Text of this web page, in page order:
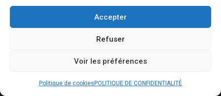
Accepter
Refuser
Voir les préférences
Politique de cookies POLITIQUE DE CONFIDENTIALITÉ
Site : https://www.ovhcloud.com